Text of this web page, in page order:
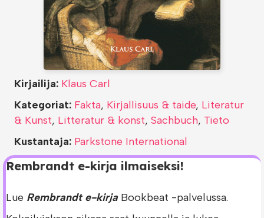
Rembrandt e-kirja ilmaiseksi!
Lue Rembrandt e-kirja Bookbeat -palvelussa.
Kirjailija: Klaus Carl
Kategoriat: Fakta, Kirjallisuus & taide, Literatur
& Kunst, Litteratur & konst, Sachbuch, Tieto
Kustantaja: Parkstone International